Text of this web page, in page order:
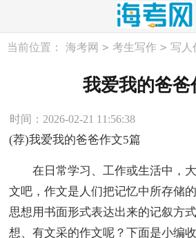
当前位置： 海考网 > 考生写作 > 写人
我爱我的爸爸
时间：2026-02-21 11:56:38
(荐)我爱我的爸爸作文5篇
在日常学习、工作或生活中，大
文吧，作文是人们把记忆中所存储
思想用书面形式表达出来的记叙方
想、有文采的作文呢？下面是小编